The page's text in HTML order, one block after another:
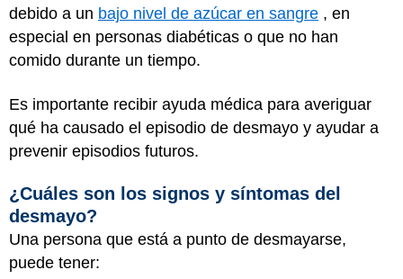
debido a un bajo nivel de azúcar en sangre , en
especial en personas diabéticas o que no han
comido durante un tiempo.
Es importante recibir ayuda médica para averiguar
qué ha causado el episodio de desmayo y ayudar a
prevenir episodios futuros.
¿Cuáles son los signos y síntomas del
desmayo?
Una persona que está a punto de desmayarse,
puede tener: